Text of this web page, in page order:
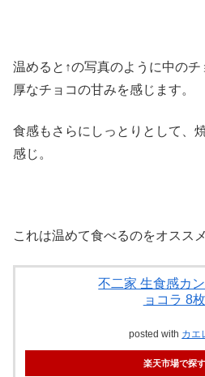
温めると↑の写真のように中の
厚なチョコの甘みを感じます。
食感もさらにしっとりとして、
感じ。
これは温めて食べるのをオスス
不二家 生食感カ
ョコラ 8枚
posted with カエ
楽天市場で探す